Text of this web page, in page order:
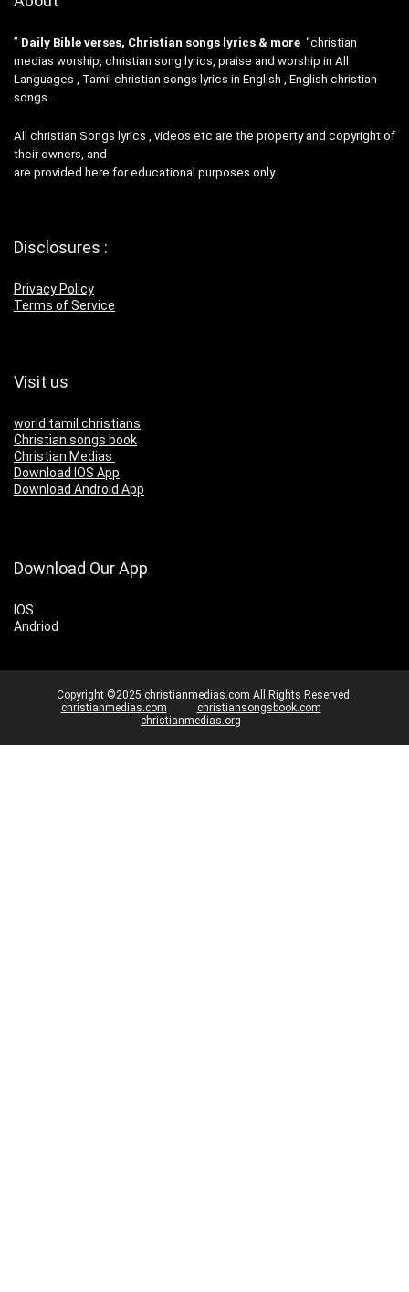
” Daily Bible verses, Christian songs lyrics & more “christian
medias worship, christian song lyrics, praise and worship in All
Languages , Tamil christian songs lyrics in English , English christian
songs .
All christian Songs lyrics , videos etc are the property and copyright of
their owners, and
are provided here for educational purposes only.
Disclosures :
Privacy Policy
Terms of Service
Visit us
world tamil christians
Christian songs book
Christian Medias
Download IOS App
Download Android App
Download Our App
IOS
Andriod
Copyright ©2025 christianmedias.com All Rights Reserved.
christianmedias.com
christiansongsbook.com
christianmedias.org